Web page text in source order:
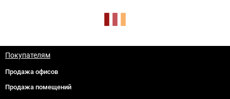
Покупателям
Продажа офисов
Продажа помещений